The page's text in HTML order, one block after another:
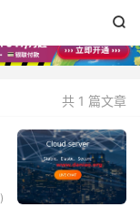

共 1 篇文章
)